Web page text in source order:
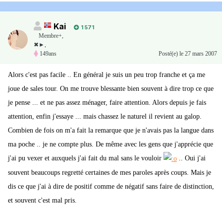
Kai
1 571
Membre+,
✖►,
149ans
Posté(e) le 27 mars 2007
Alors c'est pas facile .. En général je suis un peu trop franche et ça me
joue de sales tour. On me trouve blessante bien souvent à dire trop ce que
je pense ... et ne pas assez ménager, faire attention. Alors depuis je fais
attention, enfin j'essaye ... mais chassez le naturel il revient au galop.
Combien de fois on m'a fait la remarque que je n'avais pas la langue dans
ma poche .. je ne compte plus. De même avec les gens que j'apprécie que
j'ai pu vexer et auxquels j'ai fait du mal sans le vouloir
.. Oui j'ai
souvent beaucoups regretté certaines de mes paroles après coups. Mais je
dis ce que j'ai à dire de positif comme de négatif sans faire de distinction,
et souvent c'est mal pris.